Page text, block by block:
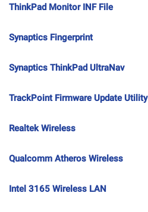
ThinkPad Monitor INF File
Synaptics Fingerprint
Synaptics ThinkPad UltraNav
TrackPoint Firmware Update Utility
Realtek Wireless
Qualcomm Atheros Wireless
Intel 3165 Wireless LAN